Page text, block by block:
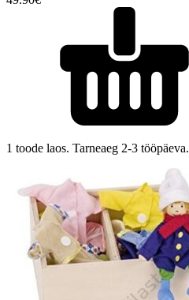
1 toode laos. Tarneaeg 2-3 tööpäeva.